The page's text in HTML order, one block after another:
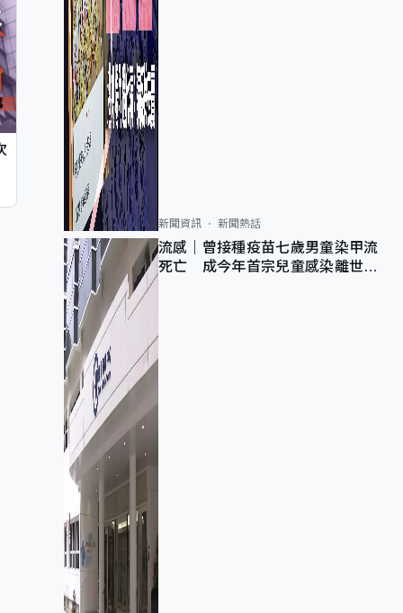
新聞資訊 新聞熱話
流感｜曾接種疫苗七歲男童染甲流
死亡 成今年首宗兒童感染離世個